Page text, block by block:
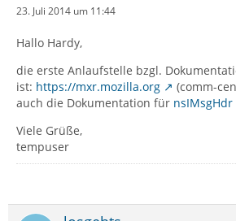
23. Juli 2014 um 11:44
Hallo Hardy,
die erste Anlaufstelle bzgl.
ist: https://mxr.mozilla.org
(comm-
auch die Dokumentation für nsIMsgHdr
Viele Grüße,
tempuser